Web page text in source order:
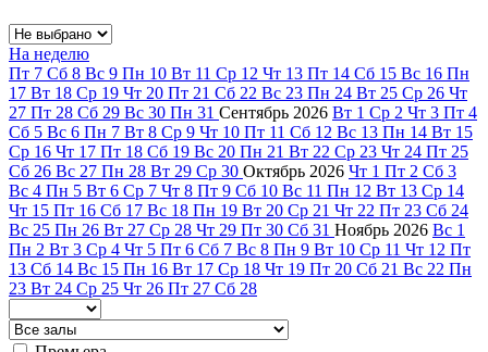
На неделю
Пт 7 Сб 8 Вс 9 Пн 10 Вт 11 Ср 12 Чт 13 Пт 14 Сб 15 Вс 16 Пн
17 Вт 18 Ср 19 Чт 20 Пт 21 Сб 22 Вс 23 Пн 24 Вт 25 Ср 26 Чт
27 Пт 28 Сб 29 Вс 30 Пн 31 Сентябрь 2026 Вт 1 Ср 2 Чт 3 Пт 4
Сб 5 Вс 6 Пн 7 Вт 8 Ср 9 Чт 10 Пт 11 Сб 12 Вс 13 Пн 14 Вт 15
Ср 16 Чт 17 Пт 18 Сб 19 Вс 20 Пн 21 Вт 22 Ср 23 Чт 24 Пт 25
Сб 26 Вс 27 Пн 28 Вт 29 Ср 30 Октябрь 2026 Чт 1 Пт 2 Сб 3
Вс 4 Пн 5 Вт 6 Ср 7 Чт 8 Пт 9 Сб 10 Вс 11 Пн 12 Вт 13 Ср 14
Чт 15 Пт 16 Сб 17 Вс 18 Пн 19 Вт 20 Ср 21 Чт 22 Пт 23 Сб 24
Вс 25 Пн 26 Вт 27 Ср 28 Чт 29 Пт 30 Сб 31 Ноябрь 2026 Вс 1
Пн 2 Вт 3 Ср 4 Чт 5 Пт 6 Сб 7 Вс 8 Пн 9 Вт 10 Ср 11 Чт 12 Пт
13 Сб 14 Вс 15 Пн 16 Вт 17 Ср 18 Чт 19 Пт 20 Сб 21 Вс 22 Пн
23 Вт 24 Ср 25 Чт 26 Пт 27 Сб 28